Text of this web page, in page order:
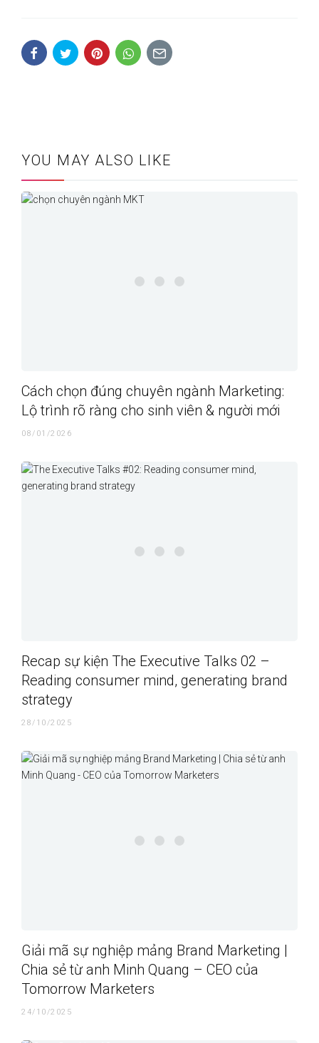
YOU MAY ALSO LIKE
Cách chọn đúng chuyên ngành Marketing:
Lộ trình rõ ràng cho sinh viên & người mới
08/01/2026
Recap sự kiện The Executive Talks 02 –
Reading consumer mind, generating brand
strategy
28/10/2025
Giải mã sự nghiệp mảng Brand Marketing |
Chia sẻ từ anh Minh Quang – CEO của
Tomorrow Marketers
24/10/2025